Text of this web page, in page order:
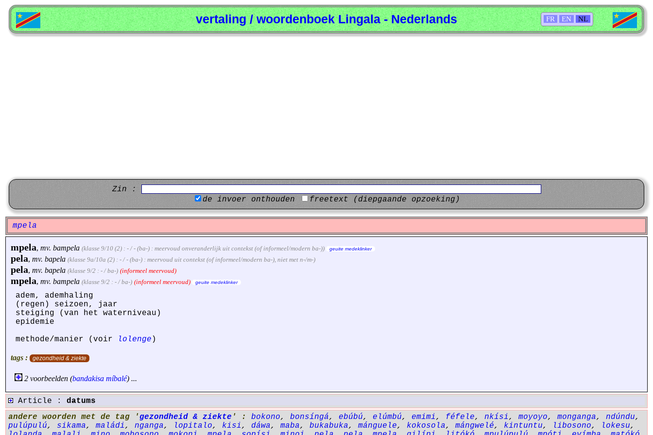
FR EN NL
vertaling / woordenboek Lingala - Nederlands
Zin :
de invoer onthouden
freetext (diepgaande opzoeking)
mpela
mpela, mv. bampela (klasse 9/10 (2) : - / - (ba-) : meervoud onveranderlijk uit contekst (of informeel/modern ba-)) geuite medeklinker
pela, mv. bapela (klasse 9a/10a (2) : - / - (ba-) : meervoud uit contekst (of informeel/modern ba-), niet met n-/m-)
pela, mv. bapela (klasse 9/2 : - / ba-) (informeel meervoud)
mpela, mv. bampela (klasse 9/2 : - / ba-) (informeel meervoud) geuite medeklinker
adem, ademhaling
(regen) seizoen, jaar
steiging (van het waterniveau)
epidemie
methode/manier (voir
lolenge )
tags : gezondheid & ziekte
2 voorbeelden (bandakisa míbalé) ...
Article : datums
andere woorden met de tag 'gezondheid & ziekte ' : bokono, bonsíngá, ebúbú, elúmbú, emimi, féfele, nkísi, moyoyo, monganga, ndúndu,
pulúpulú, sikama, maládi, nganga, lopitalo, kisi, dáwa, maba, bukabuka, mánguele, kokosola, mángwelé, kintuntu, libosono, lokesu,